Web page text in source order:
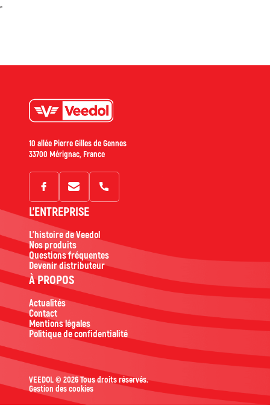
10 allée Pierre Gilles de Gennes
33700 Mérignac, France
L'ENTREPRISE
L'histoire de Veedol
Nos produits
Questions fréquentes
Devenir distributeur
À PROPOS
Actualités
Contact
Mentions légales
Politique de confidentialité
VEEDOL © 2026 Tous droits réservés.
Gestion des cookies